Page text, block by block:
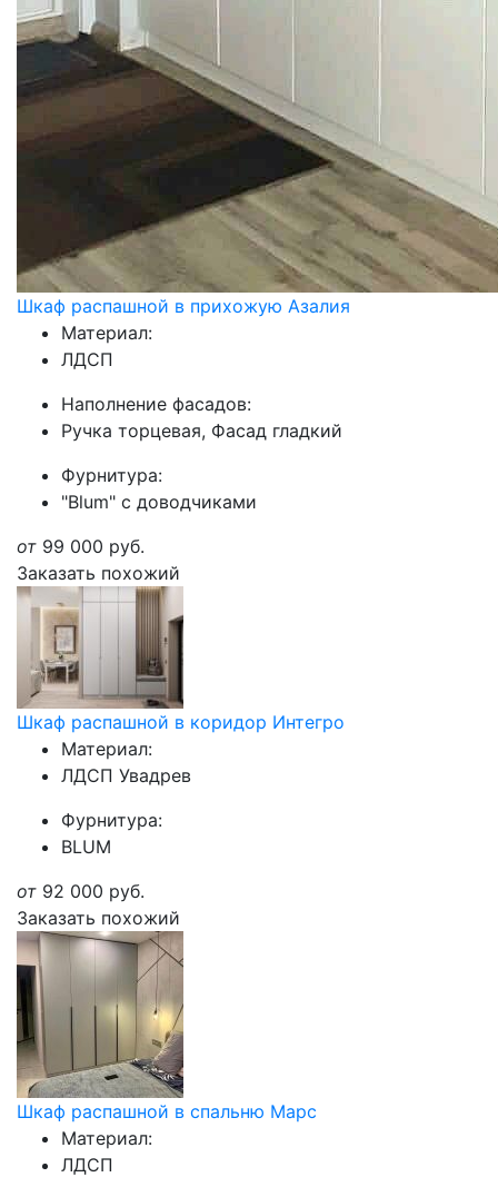
Шкаф распашной в прихожую Азалия
Материал:
ЛДСП
Наполнение фасадов:
Ручка торцевая, Фасад гладкий
Фурнитура:
"Blum" с доводчиками
от 99 000 руб.
Заказать похожий
Шкаф распашной в коридор Интегро
Материал:
ЛДСП Увадрев
Фурнитура:
BLUM
от 92 000 руб.
Заказать похожий
Шкаф распашной в спальню Марс
Материал:
ЛДСП